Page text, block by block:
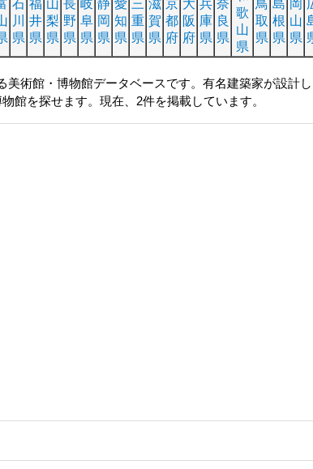
石
川
県
福
井
県
山
梨
県
長
野
県
岐
阜
県
静
岡
県
愛
知
県
三
重
県
滋
賀
県
京
都
府
大
阪
府
兵
庫
県
奈
良
県
歌
山
県
鳥
取
県
島
根
県
岡
山
県
美術館・博物館データベースです。有名建築家が設計
館を探せます。現在、2件を掲載しています。